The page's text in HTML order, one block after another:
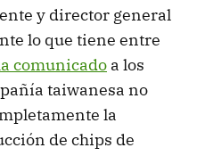
y director general
lo que tiene entre
comunicado a los
taiwanesa no
la
de chips de